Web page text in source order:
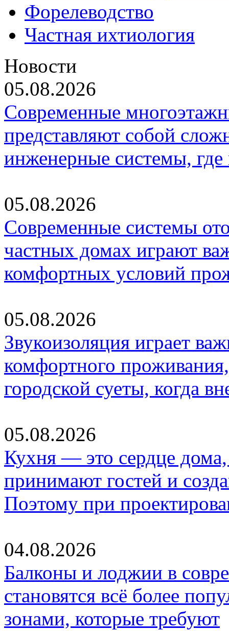
Форелеводство
Частная ихтиология
Новости
05.08.2026
Современные
представляют собой
инженерные системы,
05.08.2026
Современные системы
частных домах играют
комфортных условий
05.08.2026
Звукоизоляция играет
комфортного
городской суеты, когда
05.08.2026
Кухня — это сердце дома,
принимают гостей и
Поэтому при
04.08.2026
Балконы и лоджии в
становятся всё более
зонами, которые требуют